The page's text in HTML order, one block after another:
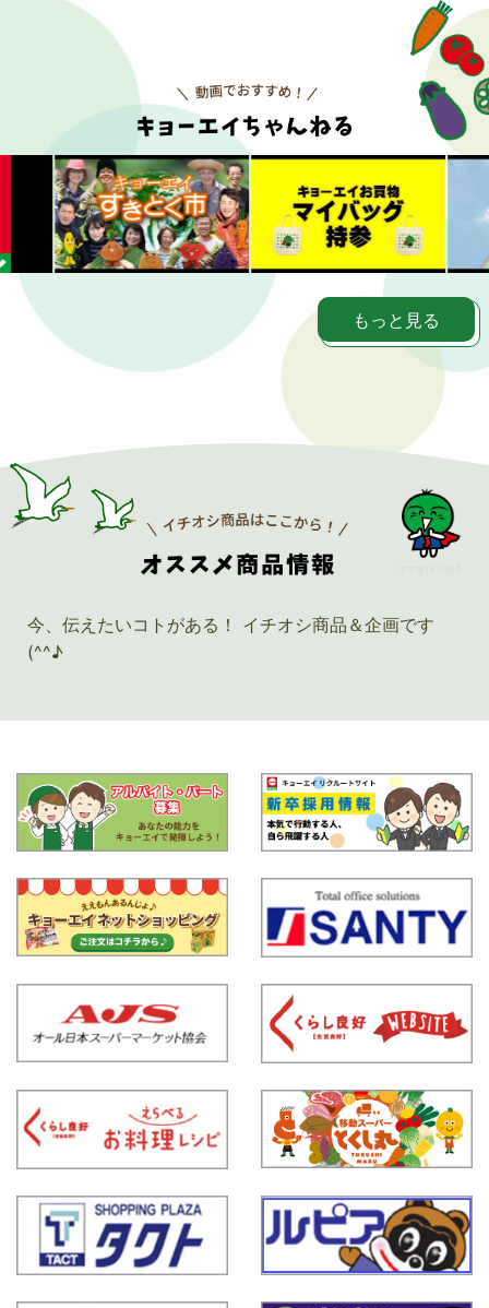
もっと見る
今、伝えたいコトがある！ イチオシ商品＆企画です
(^^♪